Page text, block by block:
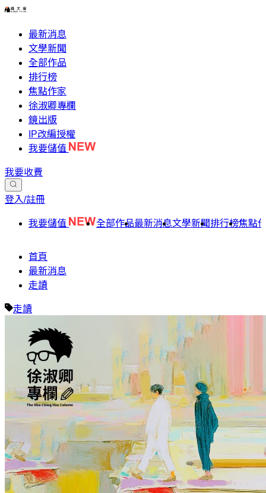
最新消息
文學新聞
全部作品
排行榜
焦點作家
徐淑卿專欄
鏡出版
IP改編授權
我要儲值
我要收費
登入/註冊
我要儲值 全部作品最新消息文學新聞排行榜焦點
首頁
最新消息
走讀
走讀